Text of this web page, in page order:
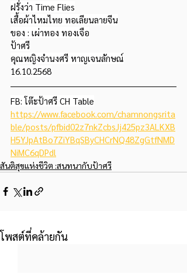
ฝรั่งว่า Time Flies
เสื้อผ้าไหมไทย ทอเลียนลายจีน
ของ : เผ่าทอง ทองเจือ
ป้าศรี
คุณหญิงจำนงศรี หาญเจนลักษณ์
16.10.2568
FB: โต๊ะป้าศรี CH Table
https://www.facebook.com/chamnongsrita
ble/posts/pfbid02z7nkZcbsJj425pz3ALKXB
H5YJpAtBo7ZiYBqSByCHCrNQ48ZgGtfNMD
NiMC6qDPdl
สันติสุขแห่งชีวิต :สนทนากับป้าศรี
โพสต์ที่คล้ายกัน